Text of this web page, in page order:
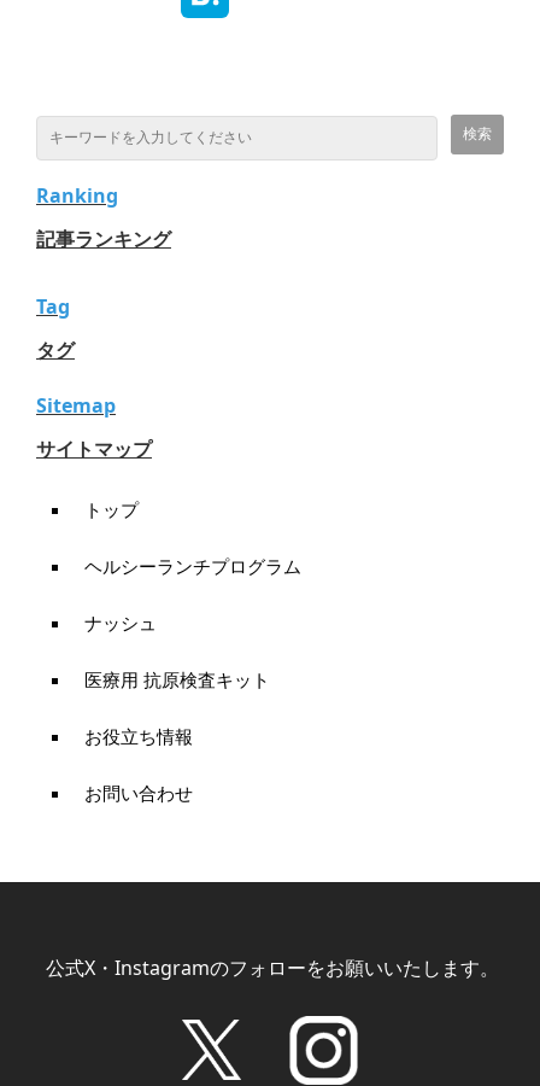
Ranking
記事ランキング
Tag
タグ
Sitemap
サイトマップ
トップ
ヘルシーランチプログラム
ナッシュ
医療用 抗原検査キット
お役立ち情報
お問い合わせ
公式X・Instagramのフォローをお願いいたします。